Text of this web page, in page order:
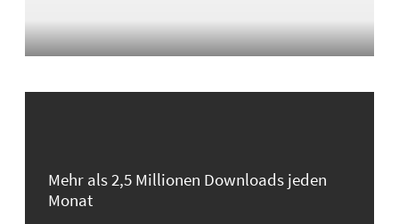
Mehr als 2,5 Millionen Downloads jeden
Monat